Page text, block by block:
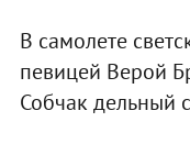
В самолете
певицей Верой
Собчак дельный